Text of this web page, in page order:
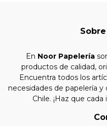
En Noor Papelería
productos de calidad,
Encuentra todos los
necesidades de papelería
Chile. ¡Haz que